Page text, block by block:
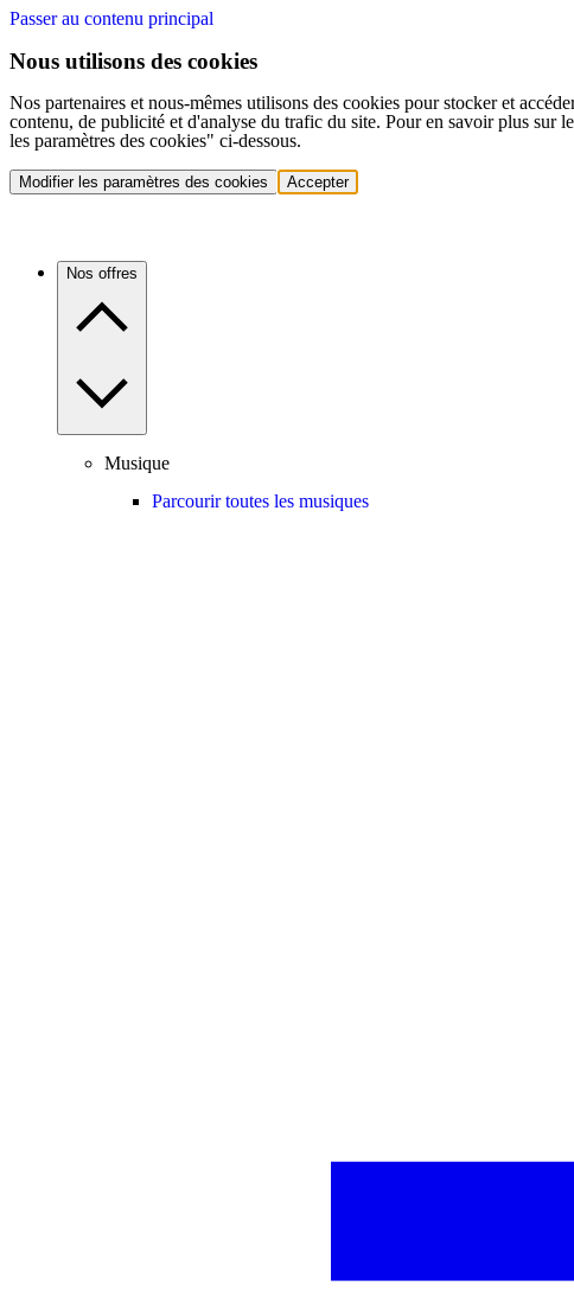
Passer au contenu principal
Nous utilisons des cookies
Nos partenaires et nous-mêmes utilisons des cookies pour stocker et
contenu, de publicité et d'analyse du trafic du site. Pour en savoir plus
les paramètres des cookies" ci-dessous.
Modifier les paramètres des cookies Accepter
Nos offres
Musique
Parcourir toutes les musiques